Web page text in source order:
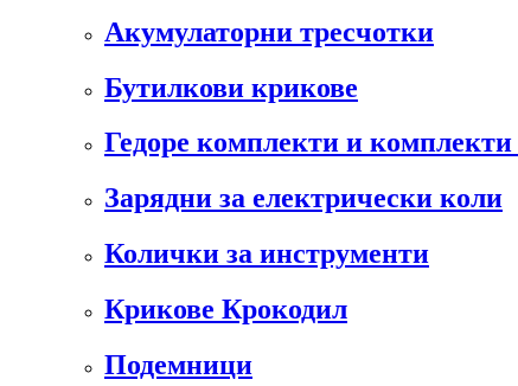
Акумулаторни тресчотки
Бутилкови крикове
Гедоре комплекти и
Зарядни за електрически коли
Колички за инструменти
Крикове Крокодил
Подемници